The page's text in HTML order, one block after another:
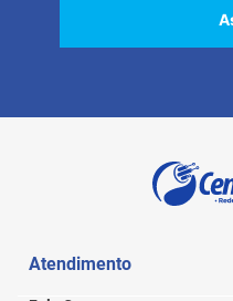
mecânicos e
Desempenho de
ambientes de
grandes volumes
Baixa
eletromagnética,
Atendimento